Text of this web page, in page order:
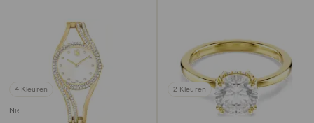
4 Kleuren
Nieuw
2 Kleuren